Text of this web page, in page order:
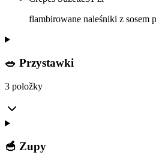
flambirowane naleśniki z sosem
🥗 Przystawki
3 položky
🥣 Zupy